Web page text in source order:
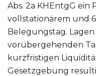
Abs. 2a KHEntgG
vollstationärem und
Belegungstag.
vorübergehenden
kurzfristigen
Gesetzgebung